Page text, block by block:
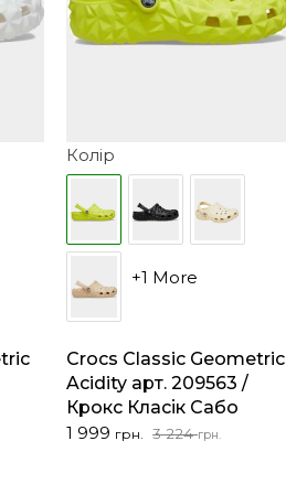
Колір
+1 More
Crocs Classic Geometric
Acidity арт. 209563 /
Крокс Класік Сабо
3 224грн.
Оригінальна
1 999 грн.
Поточна